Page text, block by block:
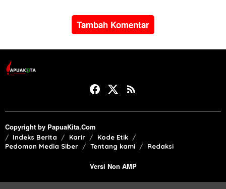
Tambah Komentar
Copyright by PapuaKita.Com
Indeks Berita Karir
Kode Etik
Pedoman Media Siber
Tentang kami Redaksi
Versi Non AMP